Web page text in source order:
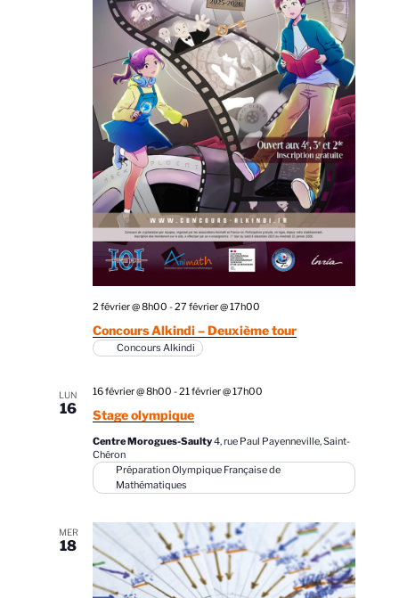
Concours Alkindi – Deuxième tour
2 février @ 8h00 -27 février @ 17h00
Concours Alkindi
LUN
16 Stage olympique
16 février @ 8h00 -21 février @ 17h00
Centre Morogues-Saulty4, rue Paul Payenneville, Saint-
Chéron
Préparation Olympique Française de
Mathématiques
MER
18